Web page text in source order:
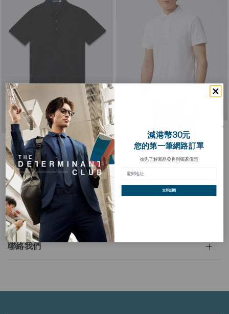
4 種顏色
Regal珠地Polo衫
HKD 328.00
買三送一
Regal珠地Polo衫
免運費
聯絡我們
減港幣30元
您的第一筆網路訂單
搶先了解新品發售與獨家優惠
立即訂閱